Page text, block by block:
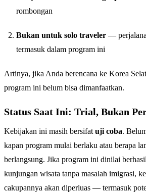
rombongan
Bukan untuk solo traveler —
termasuk dalam program ini
Artinya, jika Anda berencana ke Korea
program ini belum bisa dimanfaatkan.
Status Saat Ini: Trial, Bukan
Kebijakan ini masih bersifat uji coba.
kapan program mulai berlaku atau berapa
berlangsung. Jika program ini dinilai
kunjungan wisata tanpa masalah imigrasi,
cakupannya akan diperluas — termasuk